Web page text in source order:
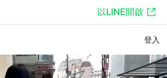
以LINE開啟
登入